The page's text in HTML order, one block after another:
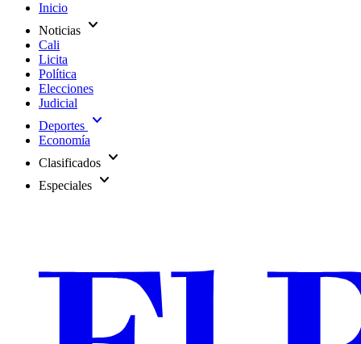
Inicio
Noticias expand_more
Cali
Licita
Política
Elecciones
Judicial
Deportes expand_more
Economía
Clasificados expand_more
Especiales expand_more